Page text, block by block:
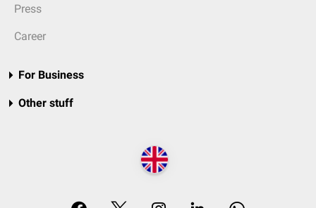
Press
Career
For Business
Other stuff